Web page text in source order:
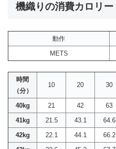
機織りの消費カロリー
動作
METS
時間
（分）
10 20 30
40kg 21 42 63
41kg
21.5 43.1 64.6
42kg
22.1 44.1 66.2